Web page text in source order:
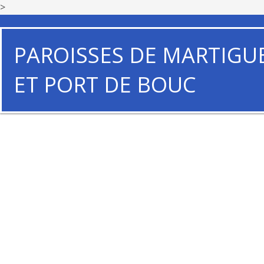
>
PAROISSES DE
ET PORT DE BOUC